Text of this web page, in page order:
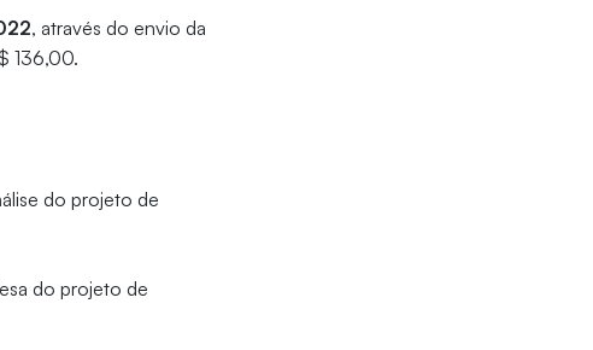
, através do envio da
136,00.
do projeto de
do projeto de